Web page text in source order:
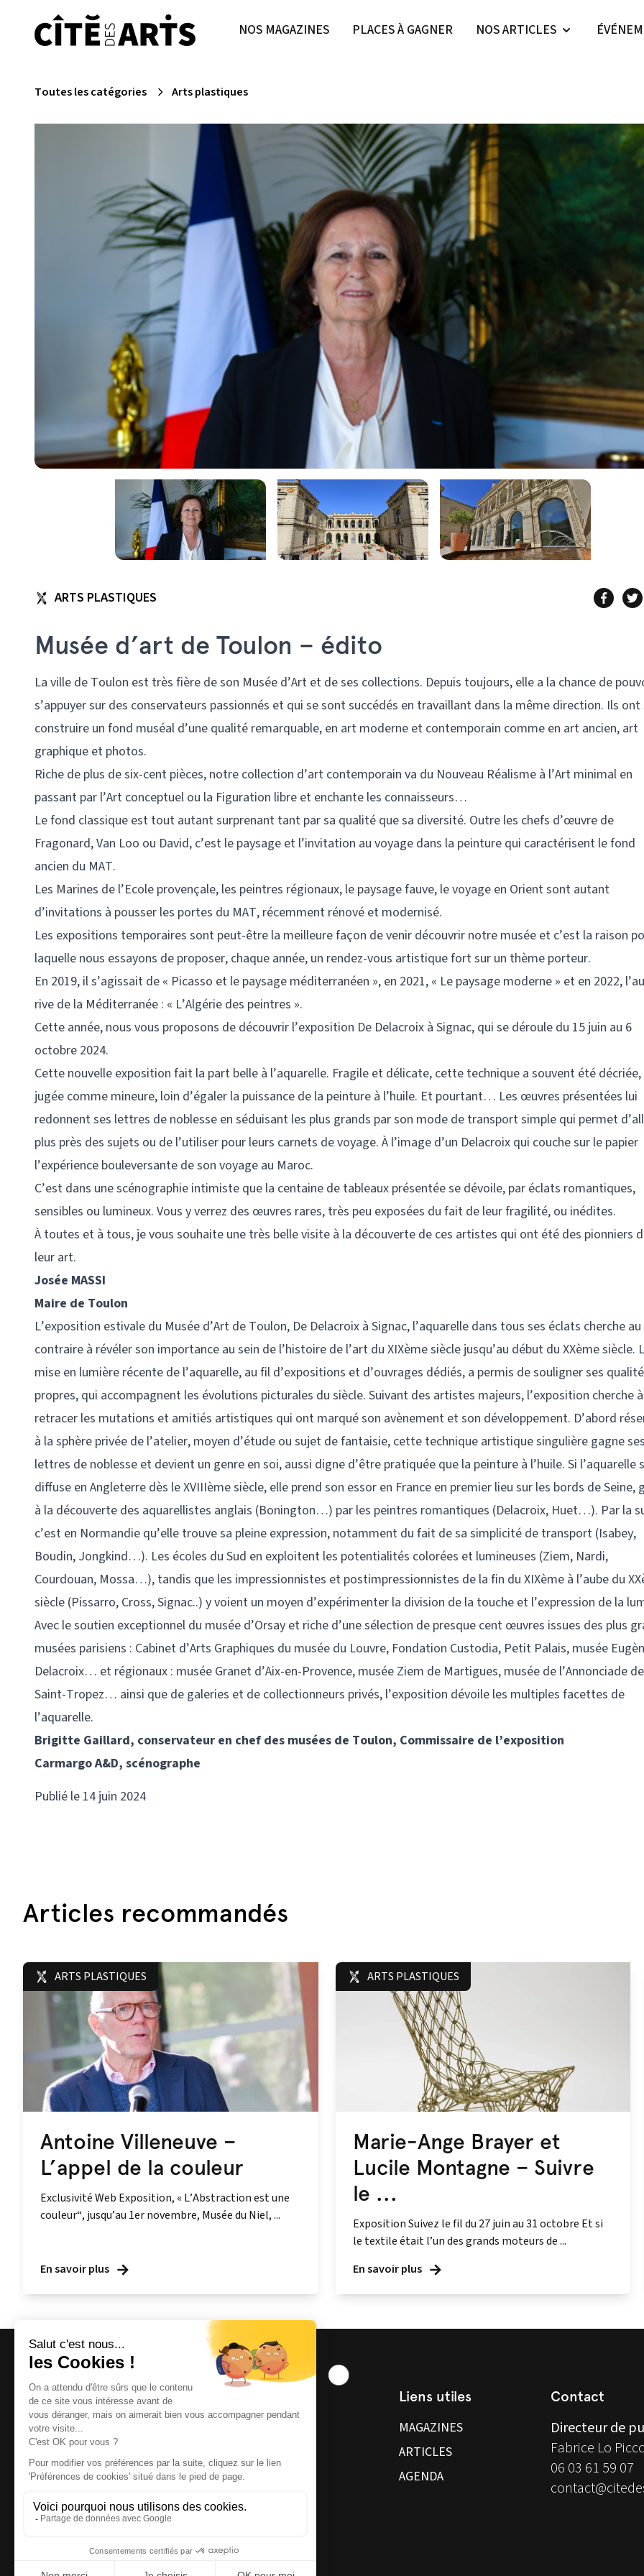
NOS MAGAZINES PLACES À GAGNER NOS ARTICLES
Toutes les catégories Arts plastiques
ARTS PLASTIQUES
Musée d’art de Toulon – édito
La ville de Toulon est très fière de son Musée d’Art et de ses collections. Depuis toujours, elle a la chance de
s’appuyer sur des conservateurs passionnés et qui se sont succédés en travaillant dans la même direction. Ils ont
construire un fond muséal d’une qualité remarquable, en art moderne et contemporain comme en art ancien, art
graphique et photos.
Riche de plus de six-cent pièces, notre collection d’art contemporain va du Nouveau Réalisme à l’Art minimal en
passant par l’Art conceptuel ou la Figuration libre et enchante les connaisseurs…
Le fond classique est tout autant surprenant tant par sa qualité que sa diversité. Outre les chefs d’œuvre de
Fragonard, Van Loo ou David, c’est le paysage et l’invitation au voyage dans la peinture qui caractérisent le fond
ancien du MAT.
Les Marines de l’Ecole provençale, les peintres régionaux, le paysage fauve, le voyage en Orient sont autant
d’invitations à pousser les portes du MAT, récemment rénové et modernisé.
Les expositions temporaires sont peut-être la meilleure façon de venir découvrir notre musée et c’est la raison
laquelle nous essayons de proposer, chaque année, un rendez-vous artistique fort sur un thème porteur.
En 2019, il s’agissait de « Picasso et le paysage méditerranéen », en 2021, « Le paysage moderne » et en 2022,
rive de la Méditerranée : « L’Algérie des peintres ».
Cette année, nous vous proposons de découvrir l’exposition De Delacroix à Signac, qui se déroule du 15 juin au 6
octobre 2024.
Cette nouvelle exposition fait la part belle à l’aquarelle. Fragile et délicate, cette technique a souvent été décriée,
jugée comme mineure, loin d’égaler la puissance de la peinture à l’huile. Et pourtant… Les œuvres présentées lui
redonnent ses lettres de noblesse en séduisant les plus grands par son mode de transport simple qui permet
plus près des sujets ou de l’utiliser pour leurs carnets de voyage. À l’image d’un Delacroix qui couche sur le papier
l’expérience bouleversante de son voyage au Maroc.
C’est dans une scénographie intimiste que la centaine de tableaux présentée se dévoile, par éclats romantiques,
sensibles ou lumineux. Vous y verrez des œuvres rares, très peu exposées du fait de leur fragilité, ou inédites.
À toutes et à tous, je vous souhaite une très belle visite à la découverte de ces artistes qui ont été des pionniers
leur art.
Josée MASSI
Maire de Toulon
L’exposition estivale du Musée d’Art de Toulon, De Delacroix à Signac, l’aquarelle dans tous ses éclats cherche au
contraire à révéler son importance au sein de l’histoire de l’art du XIXème siècle jusqu’au début du XXème siècle.
mise en lumière récente de l’aquarelle, au fil d’expositions et d’ouvrages dédiés, a permis de souligner ses
propres, qui accompagnent les évolutions picturales du siècle. Suivant des artistes majeurs, l’exposition cherche à
retracer les mutations et amitiés artistiques qui ont marqué son avènement et son développement. D’abord
à la sphère privée de l’atelier, moyen d’étude ou sujet de fantaisie, cette technique artistique singulière gagne ses
lettres de noblesse et devient un genre en soi, aussi digne d’être pratiquée que la peinture à l’huile. Si l’aquarelle
diffuse en Angleterre dès le XVIIIème siècle, elle prend son essor en France en premier lieu sur les bords de Seine,
à la découverte des aquarellistes anglais (Bonington…) par les peintres romantiques (Delacroix, Huet…). Par la
c’est en Normandie qu’elle trouve sa pleine expression, notamment du fait de sa simplicité de transport (Isabey,
Boudin, Jongkind…). Les écoles du Sud en exploitent les potentialités colorées et lumineuses (Ziem, Nardi,
Courdouan, Mossa…), tandis que les impressionnistes et postimpressionnistes de la fin du XIXème à l’aube du
siècle (Pissarro, Cross, Signac..) y voient un moyen d’expérimenter la division de la touche et l’expression de la
Avec le soutien exceptionnel du musée d’Orsay et riche d’une sélection de presque cent œuvres issues des plus
musées parisiens : Cabinet d’Arts Graphiques du musée du Louvre, Fondation Custodia, Petit Palais, musée
Delacroix… et régionaux : musée Granet d’Aix-en-Provence, musée Ziem de Martigues, musée de l’Annonciade de
Saint-Tropez… ainsi que de galeries et de collectionneurs privés, l’exposition dévoile les multiples facettes de
l’aquarelle.
Brigitte Gaillard, conservateur en chef des musées de Toulon, Commissaire de l’exposition
Carmargo A&D, scénographe
Publié le 14 juin 2024
Articles recommandés
ARTS PLASTIQUES
Antoine Villeneuve –
L’appel de la couleur
Exclusivité Web Exposition, « L’Abstraction est une
couleur“, jusqu’au 1er novembre, Musée du Niel, ...
En savoir plus
ARTS PLASTIQUES
Marie-Ange Brayer et
Lucile Montagne – Suivre
le ...
Exposition Suivez le fil du 27 juin au 31 octobre Et si
le textile était l’un des grands moteurs de ...
En savoir plus
Magazine et site internet culturels varois.
Liens utiles
MAGAZINES
ARTICLES
AGENDA
Contact
Directeur de
Fabrice Lo
06 03 61 59 07